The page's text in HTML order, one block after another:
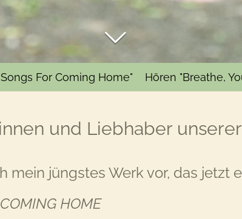
For Coming Home" Hören "Breathe,
und Liebhaber
mein jüngstes Werk vor, das jetzt
HOME